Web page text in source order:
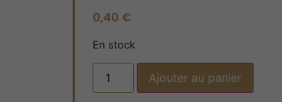
0,40 €
En stock
Ajouter au panier